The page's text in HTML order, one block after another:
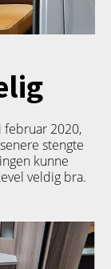
februar 2020,
stengte
kunne
veldig bra.